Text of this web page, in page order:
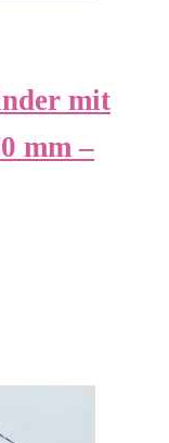
mit
mm –